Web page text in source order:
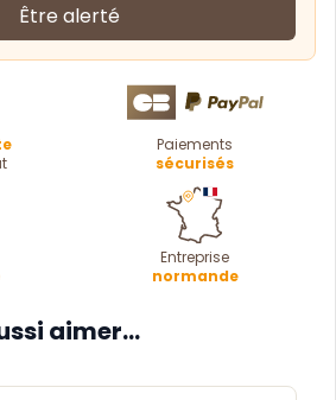
Être alerté
Paiements
sécurisés
Entreprise
normande
aimer...